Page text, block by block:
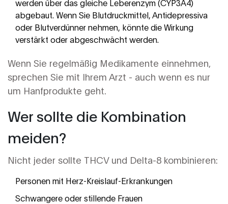
werden über das gleiche Leberenzym (CYP3A4)
abgebaut. Wenn Sie Blutdruckmittel, Antidepressiva
oder Blutverdünner nehmen, könnte die Wirkung
verstärkt oder abgeschwächt werden.
Wenn Sie regelmäßig Medikamente einnehmen,
sprechen Sie mit Ihrem Arzt - auch wenn es nur
um Hanfprodukte geht.
Wer sollte die Kombination
meiden?
Nicht jeder sollte THCV und Delta-8 kombinieren:
Personen mit Herz-Kreislauf-Erkrankungen
Schwangere oder stillende Frauen